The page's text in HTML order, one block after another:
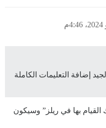
إضافة التعليمات الكاملة
القيام بها في ريلز” وسيكون